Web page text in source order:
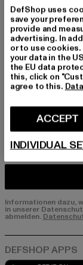
erhalte
nds,
er E-Mail!
An welchen
FRAUEN
E-MAIL
Informationen dazu,
in unserer
abmelden.
DefShop uses
save your
provide and
advertising. In
or to use
your data in the
the EU data
this, click on
agree to this.
ACCEPT
INDIVIDUAL